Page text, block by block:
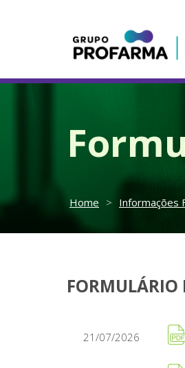
Home > Informações
FORMULÁRIO
21/07/2026